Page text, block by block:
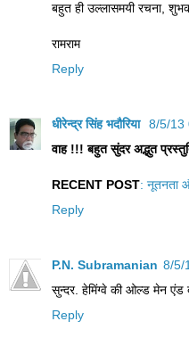
बहुत ही उल्लासमयी रचना,
रामराम
Reply
धीरेन्द्र सिंह भदौरिया 8/5/13
वाह !!! बहुत सुंदर अद्भुत
RECENT POST: नूतनता
Reply
P.N. Subramanian 8/5/
सुन्दर. हेमिंग्वे की ओल्ड मेन एंड
Reply